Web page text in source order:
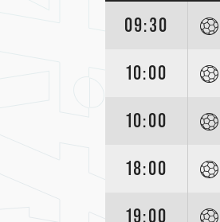
09:30
10:00
10:00
18:00
19:00